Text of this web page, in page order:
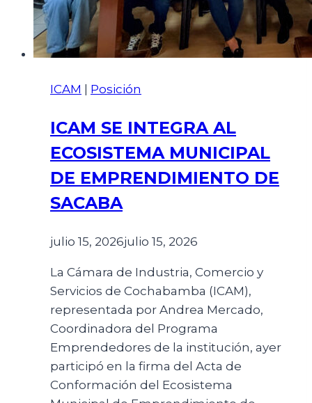
ICAM Posición
ICAM SE INTEGRA AL
ECOSISTEMA MUNICIPAL
DE EMPRENDIMIENTO DE
SACABA
julio 15, 2026julio 15, 2026
La Cámara de Industria, Comercio y
Servicios de Cochabamba (ICAM),
representada por Andrea Mercado,
Coordinadora del Programa
Emprendedores de la institución, ayer
participó en la firma del Acta de
Conformación del Ecosistema